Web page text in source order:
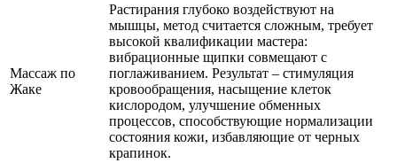
Массаж по
Жаке
Растирания глубоко воздействуют на
мышцы, метод считается сложным, требует
высокой квалификации мастера:
вибрационные щипки совмещают с
поглаживанием. Результат – стимуляция
кровообращения, насыщение клеток
кислородом, улучшение обменных
процессов, способствующие нормализации
состояния кожи, избавляющие от черных
крапинок.